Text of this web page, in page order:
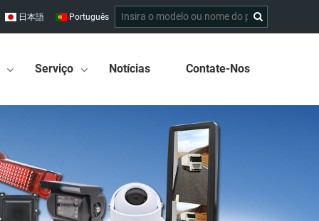
日本語 Português
Serviço Notícias Contate-Nos